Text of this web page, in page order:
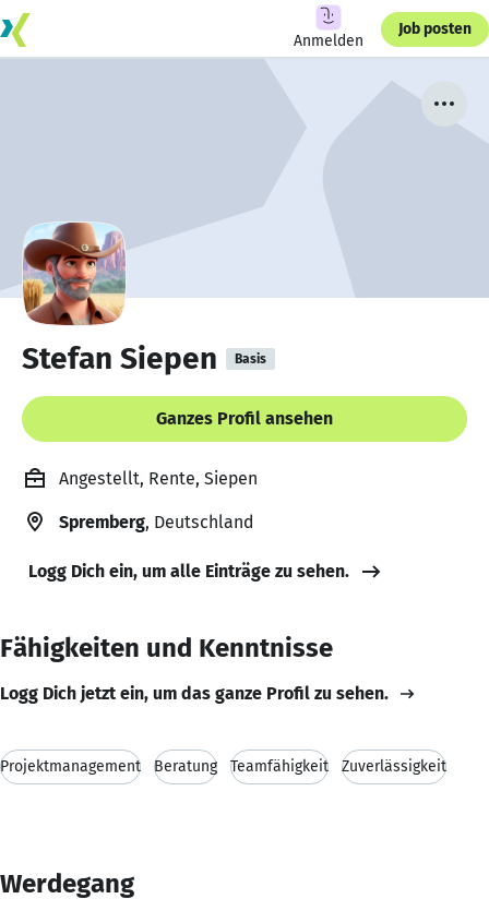
Anmelden
Job posten
Stefan Siepen Basis
Ganzes Profil ansehen
Angestellt, Rente, Siepen
Spremberg, Deutschland
Logg Dich ein, um alle Einträge zu sehen.
Fähigkeiten und Kenntnisse
Logg Dich jetzt ein, um das ganze Profil zu sehen.
Projektmanagement Beratung Teamfähigkeit Zuverlässigkeit
Werdegang